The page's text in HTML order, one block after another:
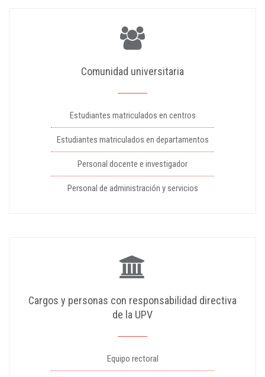
Comunidad universitaria
Estudiantes matriculados en centros
Estudiantes matriculados en departamentos
Personal docente e investigador
Personal de administración y servicios
Cargos y personas con responsabilidad directiva
de la UPV
Equipo rectoral